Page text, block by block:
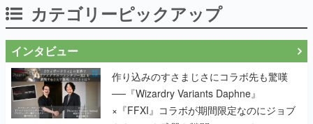
カテゴリーピックアップ
インタビュー
作り込みのすさまじさにコラボ先も驚嘆
──『Wizardry Variants Daphne』
×『FFXI』コラボが期間限定なのにジョブ